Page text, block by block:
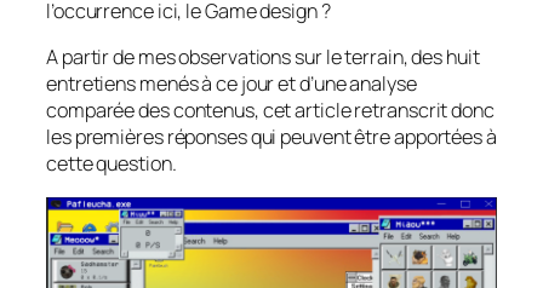
l’occurrence ici, le Game design ?
A partir de mes observations sur le terrain, des huit
entretiens menés à ce jour et d’une analyse
comparée des contenus, cet article retranscrit donc
les premières réponses qui peuvent être apportées à
cette question.